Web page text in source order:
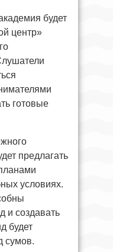
будет
центр»
готовые
предлагать
условиях.
и создавать
будет
сумов.